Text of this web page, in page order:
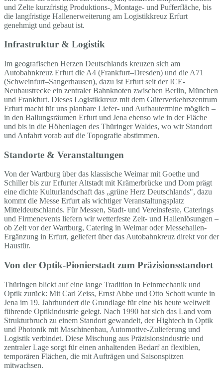
und Zelte kurzfristig Produktions-, Montage- und Pufferfläche, bis
die langfristige Hallenerweiterung am Logistikkreuz Erfurt
genehmigt und gebaut ist.
Infrastruktur & Logistik
Im geografischen Herzen Deutschlands kreuzen sich am
Autobahnkreuz Erfurt die A4 (Frankfurt–Dresden) und die A71
(Schweinfurt–Sangerhausen), dazu ist Erfurt seit der ICE-
Neubaustrecke ein zentraler Bahnknoten zwischen Berlin, München
und Frankfurt. Dieses Logistikkreuz mit dem Güterverkehrszentrum
Erfurt macht für uns planbare Liefer- und Aufbautermine möglich –
in den Ballungsräumen Erfurt und Jena ebenso wie in der Fläche
und bis in die Höhenlagen des Thüringer Waldes, wo wir Standort
und Anfahrt vorab auf die Topografie abstimmen.
Standorte & Veranstaltungen
Von der Wartburg über das klassische Weimar mit Goethe und
Schiller bis zur Erfurter Altstadt mit Krämerbrücke und Dom prägt
eine dichte Kulturlandschaft das „grüne Herz Deutschlands", dazu
kommt die Messe Erfurt als wichtiger Veranstaltungsplatz
Mitteldeutschlands. Für Messen, Stadt- und Vereinsfeste, Caterings
und Firmenevents liefern wir wetterfeste Zelt- und Hallenlösungen –
ob Zelt vor der Wartburg, Catering in Weimar oder Messehallen-
Ergänzung in Erfurt, geliefert über das Autobahnkreuz direkt vor der
Haustür.
Von der Optik-Pionierstadt zum Präzisionsstandort
Thüringen blickt auf eine lange Tradition in Feinmechanik und
Optik zurück: Mit Carl Zeiss, Ernst Abbe und Otto Schott wurde in
Jena im 19. Jahrhundert die Grundlage für eine bis heute weltweit
führende Optikindustrie gelegt. Nach 1990 hat sich das Land vom
Strukturbruch zu einem Standort gewandelt, der Hightech in Optik
und Photonik mit Maschinenbau, Automotive-Zulieferung und
Logistik verbindet. Diese Mischung aus Präzisionsindustrie und
zentraler Lage sorgt für einen anhaltenden Bedarf an flexiblen,
temporären Flächen, die mit Aufträgen und Saisonspitzen
mitwachsen.